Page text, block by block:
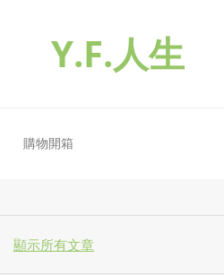
Y.F.人生
購物開箱
顯示所有文章